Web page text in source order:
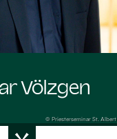
Völzgen
© Priesterseminar St. Albert